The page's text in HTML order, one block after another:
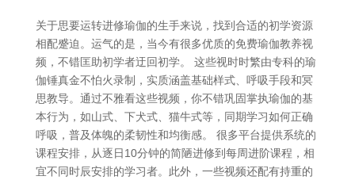
关于思要运转进修瑜伽的生手来说，找到合适的初学资源
相配蹙迫。运气的是，当今有很多优质的免费瑜伽教养视
频，不错匡助初学者迂回初学。 这些视时时繁由专科的瑜
伽锤真金不怕火录制，实质涵盖基础样式、呼吸手段和冥
思教导。通过不雅看这些视频，你不错巩固掌执瑜伽的基
本行为，如山式、下犬式、猫牛式等，同期学习如何正确
呼吸，普及体魄的柔韧性和均衡感。 很多平台提供系统的
课程安排，从逐日10分钟的简陋进修到每周进阶课程，相
宜不同时辰安排的学习者。此外，一些视频还配有持重的